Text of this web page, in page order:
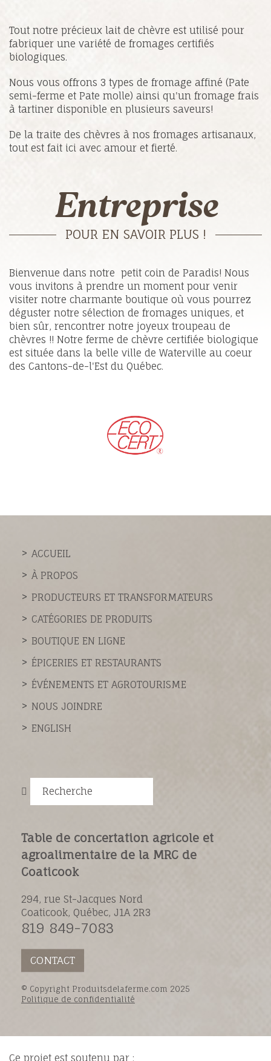
Tout notre précieux lait de chèvre est utilisé pour
fabriquer une variété de fromages certifiés
biologiques.
Nous vous offrons 3 types de fromage affiné (Pate
semi-ferme et Pate molle) ainsi qu'un fromage frais
à tartiner disponible en plusieurs saveurs!
De la traite des chèvres à nos fromages artisanaux,
tout est fait ici avec amour et fierté.
Entreprise
POUR EN SAVOIR PLUS !
Bienvenue dans notre petit coin de Paradis! Nous
vous invitons à prendre un moment pour venir
visiter notre charmante boutique où vous pourrez
déguster notre sélection de fromages uniques, et
bien sûr, rencontrer notre joyeux troupeau de
chèvres !! Notre ferme de chèvre certifiée biologique
est située dans la belle ville de Waterville au coeur
des Cantons-de-l'Est du Québec.
ACCUEIL
À PROPOS
PRODUCTEURS ET TRANSFORMATEURS
CATÉGORIES DE PRODUITS
BOUTIQUE EN LIGNE
ÉPICERIES ET RESTAURANTS
ÉVÉNEMENTS ET AGROTOURISME
NOUS JOINDRE
ENGLISH
Recherche
Table de concertation agricole et
agroalimentaire de la MRC de
Coaticook
294, rue St-Jacques Nord
Coaticook, Québec, J1A 2R3
819 849-7083
CONTACT
© Copyright Produitsdelaferme.com 2025
Politique de confidentialité
Ce projet est soutenu par :